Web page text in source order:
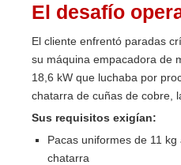
El desafío
El cliente enfrentó paradas
su máquina empacadora de
18,6 kW que luchaba por
chatarra de cuñas de cobre,
Sus requisitos exigían:
Pacas uniformes de 11
chatarra